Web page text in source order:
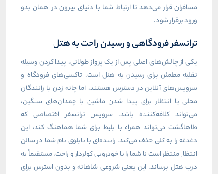
مسافران قرار می‌دهد تا ارتباط شما با دنیای بیرون در همان بدو
ورود برقرار شود.
ترانسفر فرودگاهی و رسیدن راحت به هتل
یکی از چالش‌های اصلی پس از یک پرواز طولانی، پیدا کردن وسیله
نقلیه مطمئن برای رسیدن به هتل است. تاکسی‌های فرودگاه و
سرویس‌های آنلاین در دسترس هستند، اما چانه زدن با رانندگان
محلی یا انتظار برای پیدا شدن ماشین با چمدان‌های سنگین،
می‌تواند کلافه‌کننده باشد. سرویس ترانسفر اختصاصی که
طاهاگشت می‌تواند همراه با بلیط برای شما هماهنگ کند، این
دغدغه را به کلی حذف می‌کند. راننده‌ای با تابلوی نام شما در سالن
انتظار منتظر است تا شما را با خودرویی کولردار و راحت، مستقیماً به
درب هتل برساند. این یعنی شروعی شاهانه و بدون استرس برای